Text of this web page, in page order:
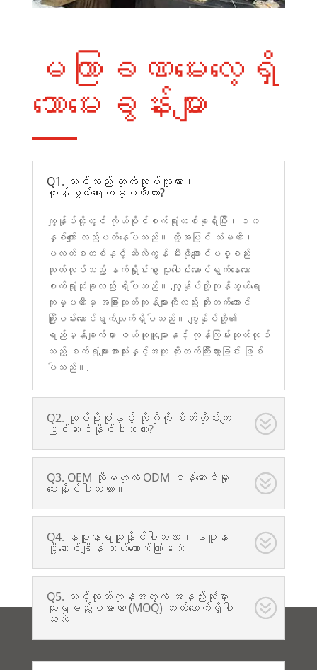
မကြာခဏမေးလေ့ရှိ
သောမေးခွန်းများ
Q1. သင်သည် ထုတ်လုပ်သူလား၊
ကုန်သွယ်ရေးကုမ္ပဏီလား?
ကျွန်ုပ်တို့တွင် ကိုယ်ပိုင်စက်ရုံတစ်ခုရှိပြီး၊ ၁၀
နှစ်ကျော် လည်ပတ်နေပါသည်။ ထို့အပြင် သံမဏိ၊
ပလတ်စတစ်နှင့် ဆီလီကွန် မီးဖိုချောင်ပစ္စည်း
ထုတ်လုပ်သည့် နက်ရှိုင်းစွာ ပူးပေါင်းဆောင်ရွက်နေသော
စက်ရုံသုံးခုလည်း ရှိပါသည်။ ကျွန်ုပ်တို့ကုန်သွယ်ရေး
ကုမ္ပဏီမှ အခြားထုတ်ကုန်များကိုလည်း တိုးတက်အောင်
ကြိုးပမ်းဆောင်ရွက်လျက်ရှိပါသည်။ ကျွန်ုပ်တို့၏
ရည်မှန်းချက်မှာ ဝယ်ယူသူများနှင့် ကုန်ကြမ်းထုတ်လုပ်
သည့် စက်ရုံများအားလုံးနှင့်အတူ တိုးတက်ကြီးထွားခြင်း ဖြစ်
ပါသည်။.
Q2. ထုပ်ပိုးပုံနှင့် လိုဂိုကို စိတ်တိုင်းကျ
ပြင်ဆင်နိုင်ပါသလား?
Q3. OEM သို့မဟုတ် ODM ဝန်ဆောင်မှု
ပေးနိုင်ပါသလား။
Q4. နမူနာရယူနိုင်ပါသလား။ နမူနာ
ပို့ဆောင်ချိန် ဘယ်လောက်ကြာမလဲ။
Q5. သင့်ထုတ်ကုန်အတွက် အနည်းဆုံးမှာ
ယူရမည့်ပမာဏ (MOQ) ဘယ်လောက်ရှိပါ
သလဲ။